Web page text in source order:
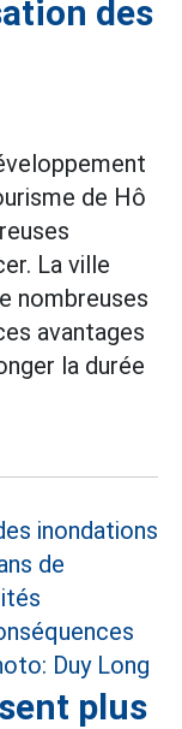
des
de Hô
La ville
nombreuses
avantages
la durée
plus